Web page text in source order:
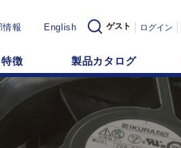
情報 English ゲスト ログイン
徴 製品カタログ